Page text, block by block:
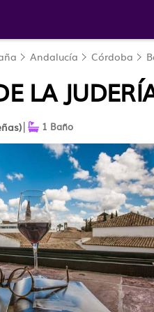
Andalucía Córdoba
LA
| 1 Baño